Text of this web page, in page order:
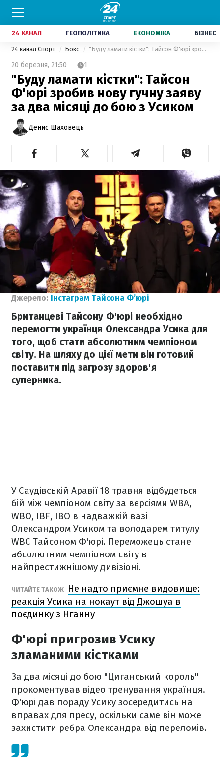
24 КАНАЛ ГЕОПОЛІТИКА ЕКОНОМІКА БІЗНЕС
24 канал Спорт Бокс "Буду ламати кістки": Тайсон Ф'юрі зробив нову гучну заяву за два місяці до бою з Усиком
20 березня, 21:50 1
"Буду ламати кістки": Тайсон
Ф'юрі зробив нову гучну заяву
за два місяці до бою з Усиком
Денис Шаховець
Джерело: Інстаграм Тайсона Ф’юрі
Британцеві Тайсону Ф'юрі необхідно
перемогти українця Олександра Усика для
того, щоб стати абсолютним чемпіоном
світу. На шляху до цієї мети він готовий
поставити під загрозу здоров'я
суперника.
У Саудівській Аравії 18 травня відбудеться
бій між чемпіоном світу за версіями WBA,
WBO, IBF, IBO в надважкій вазі
Олександром Усиком та володарем титулу
WBC Тайсоном Ф'юрі. Переможець стане
абсолютним чемпіоном світу в
найпрестижнішому дивізіоні.
ЧИТАЙТЕ ТАКОЖ
Не надто приємне видовище:
реакція Усика на нокаут від Джошуа в
поєдинку з Нганну
Ф'юрі пригрозив Усику
зламаними кістками
За два місяці до бою "Циганський король"
прокоментував відео тренування українця.
Ф'юрі дав пораду Усику зосередитись на
вправах для пресу, оскільки саме він може
захистити ребра Олександра від переломів.